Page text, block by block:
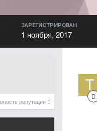
ЗАРЕГИСТРИРОВАН
1 ноября, 2017
репутации